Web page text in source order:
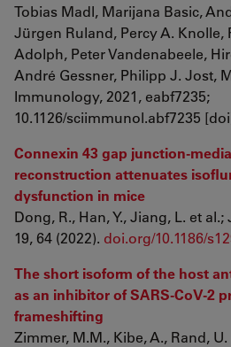
Tobias Madl, Marijana Basic,
Jürgen Ruland, Percy A. Knolle,
Adolph, Peter Vandenabeele,
André Gessner, Philipp J. Jost,
Immunology, 2021, eabf7235;
10.1126/sciimmunol.abf7235
Connexin 43 gap junction-
reconstruction attenuates
dysfunction in mice
Dong, R., Han, Y., Jiang, L. et
19, 64 (2022). doi.org/10.1186/
The short isoform of the host
as an inhibitor of SARS-CoV-2
frameshifting
Zimmer, M.M., Kibe, A., Rand,